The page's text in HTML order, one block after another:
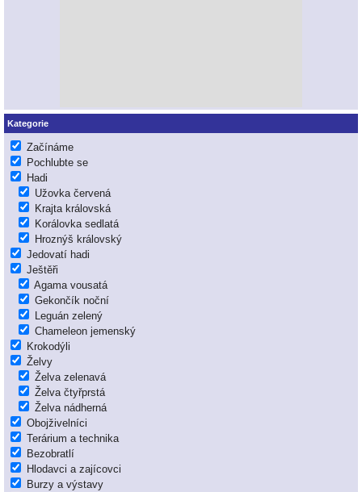
Kategorie
Začínáme
Pochlubte se
Hadi
Užovka červená
Krajta královská
Korálovka sedlatá
Hroznýš královský
Jedovatí hadi
Ještěři
Agama vousatá
Gekončík noční
Leguán zelený
Chameleon jemenský
Krokodýli
Želvy
Želva zelenavá
Želva čtyřprstá
Želva nádherná
Obojživelníci
Terárium a technika
Bezobratlí
Hlodavci a zajícovci
Burzy a výstavy